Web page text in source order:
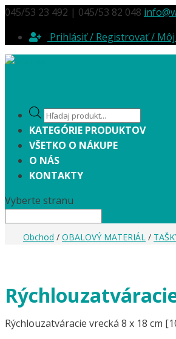
045/53 23 492 | 045/53 82 048
Prihlásiť / Registrovať /
Products
search
KATEGÓRIE PRODUKTOV
VŠETKO O NÁKUPE
O NÁS
KONTAKTY
Vyberte stranu
Obchod / OBALOVÝ MATERIÁL /
Rýchlouzatváracie vrecká 8 x 18 cm